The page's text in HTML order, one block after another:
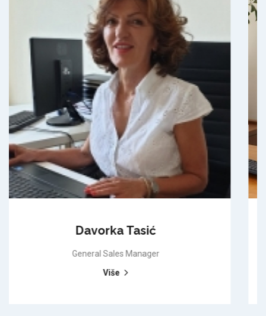
Ljubimir Đuračić
Sales Manager
Više